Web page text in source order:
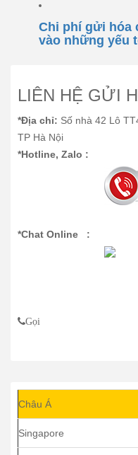
Chi phí gửi hóa
vào những yếu
LIÊN HỆ GỬI
*Địa chỉ: Số nhà 42 Lô
TP Hà Nội
*Hotline, Zalo :
*Chat Online :
Gọi
Châu Á
Singapore